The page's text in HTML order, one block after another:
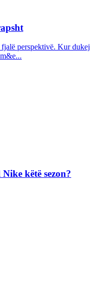
perspektivë. Kur dukej
këtë sezon?